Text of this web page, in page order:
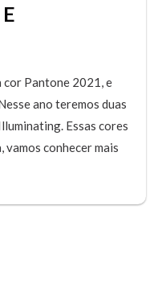
cor Pantone 2021, e
ano teremos duas
Essas cores
vamos conhecer mais